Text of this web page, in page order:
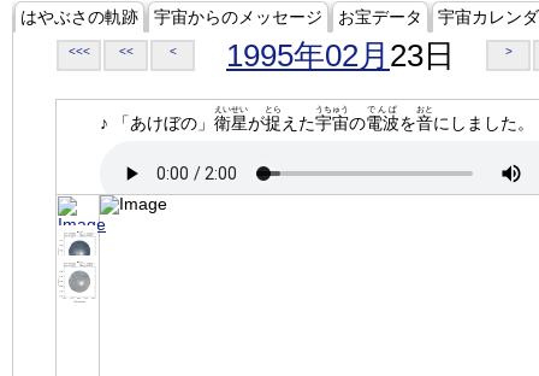
はやぶさの軌跡 宇宙からのメッセージ お宝データ 宇宙カレン
<<< << < 1995年02月 23日 >
♪ 「あけぼの」 衛星
えいせい
が捉
とら
えた宇宙
うちゅう
の電波
でんぱ
を音
おと
にしました。